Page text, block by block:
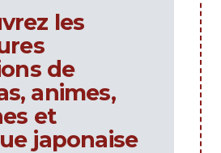
les
de
animes,
et
japonaise